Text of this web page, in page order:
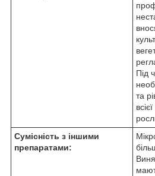
Під
та
Сумісність з іншими
препаратами: